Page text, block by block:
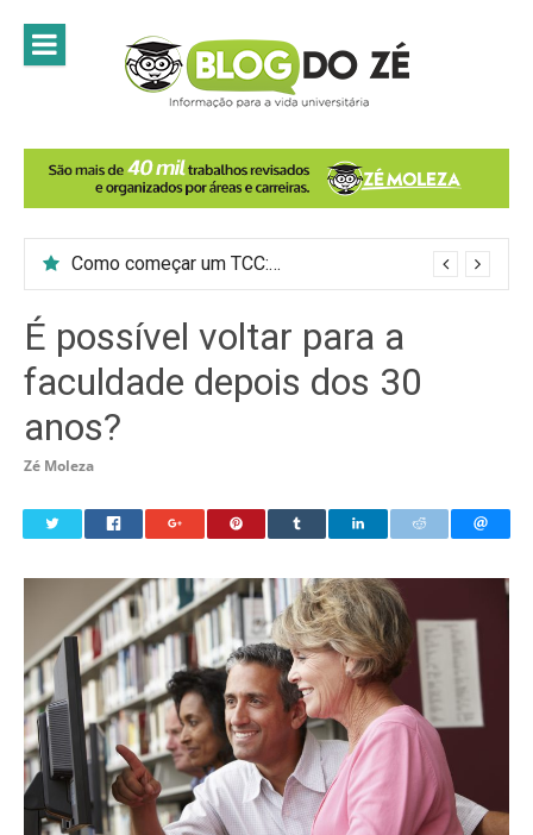
content
Como começar um TCC: 7 passos para introduzir o tema do trabalho
É possível voltar para a
faculdade depois dos 30
anos?
Zé Moleza